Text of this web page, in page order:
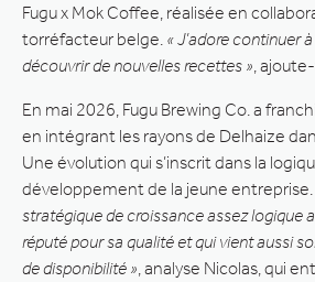
Fugu x Mok Coffee, réalisée en
torréfacteur belge. « J’adore continuer
découvrir de nouvelles recettes » ,
En mai 2026, Fugu Brewing Co. a
en intégrant les rayons de Delhaize
Une évolution qui s’inscrit dans la
développement de la jeune entreprise.
stratégique de croissance assez logique
réputé pour sa qualité et qui vient aussi
de disponibilité » , analyse Nicolas, qui